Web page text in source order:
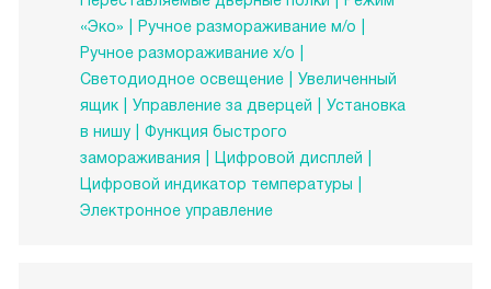
«Эко»
Ручное размораживание м/о
Ручное размораживание х/о
Светодиодное освещение
Увеличенный
ящик
Управление за дверцей
Установка
в нишу
Функция быстрого
замораживания
Цифровой дисплей
Цифровой индикатор температуры
Электронное управление